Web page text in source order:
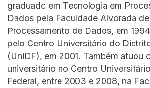
graduado em Tecnologia em
Dados pela Faculdade Alvorada
Processamento de Dados, em
pelo Centro Universitário do
(UniDF), em 2001. Também atuou
universitário no Centro
Federal, entre 2003 e 2008, na